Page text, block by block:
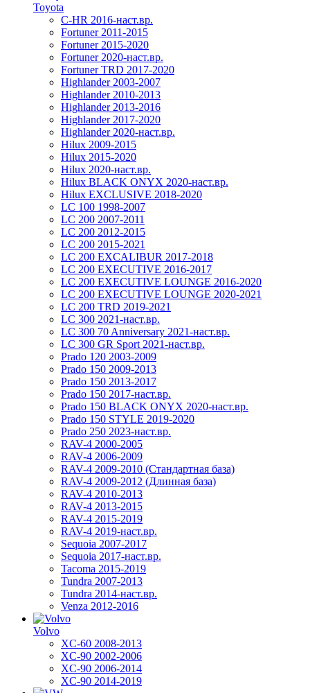
Toyota
C-HR 2016-наст.вр.
Fortuner 2011-2015
Fortuner 2015-2020
Fortuner 2020-наст.вр.
Fortuner TRD 2017-2020
Highlander 2003-2007
Highlander 2010-2013
Highlander 2013-2016
Highlander 2017-2020
Highlander 2020-наст.вр.
Hilux 2009-2015
Hilux 2015-2020
Hilux 2020-наст.вр.
Hilux BLACK ONYX 2020-наст.вр.
Hilux EXCLUSIVE 2018-2020
LC 100 1998-2007
LC 200 2007-2011
LC 200 2012-2015
LC 200 2015-2021
LC 200 EXCALIBUR 2017-2018
LC 200 EXECUTIVE 2016-2017
LC 200 EXECUTIVE LOUNGE 2016-2020
LC 200 EXECUTIVE LOUNGE 2020-2021
LC 200 TRD 2019-2021
LC 300 2021-наст.вр.
LC 300 70 Anniversary 2021-наст.вр.
LC 300 GR Sport 2021-наст.вр.
Prado 120 2003-2009
Prado 150 2009-2013
Prado 150 2013-2017
Prado 150 2017-наст.вр.
Prado 150 BLACK ONYX 2020-наст.вр.
Prado 150 STYLE 2019-2020
Prado 250 2023-наст.вр.
RAV-4 2000-2005
RAV-4 2006-2009
RAV-4 2009-2010 (Стандартная база)
RAV-4 2009-2012 (Длинная база)
RAV-4 2010-2013
RAV-4 2013-2015
RAV-4 2015-2019
RAV-4 2019-наст.вр.
Sequoia 2007-2017
Sequoia 2017-наст.вр.
Tacoma 2015-2019
Tundra 2007-2013
Tundra 2014-наст.вр.
Venza 2012-2016
Volvo
XC-60 2008-2013
XC-90 2002-2006
XC-90 2006-2014
XC-90 2014-2019